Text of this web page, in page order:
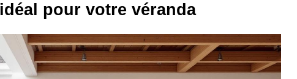
pour votre véranda